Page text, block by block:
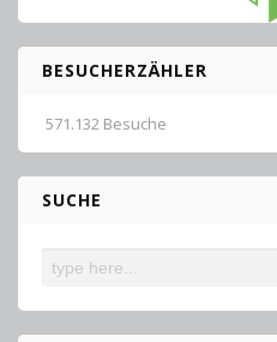
BESUCHERZÄHLER
571.132 Besuche
SUCHE